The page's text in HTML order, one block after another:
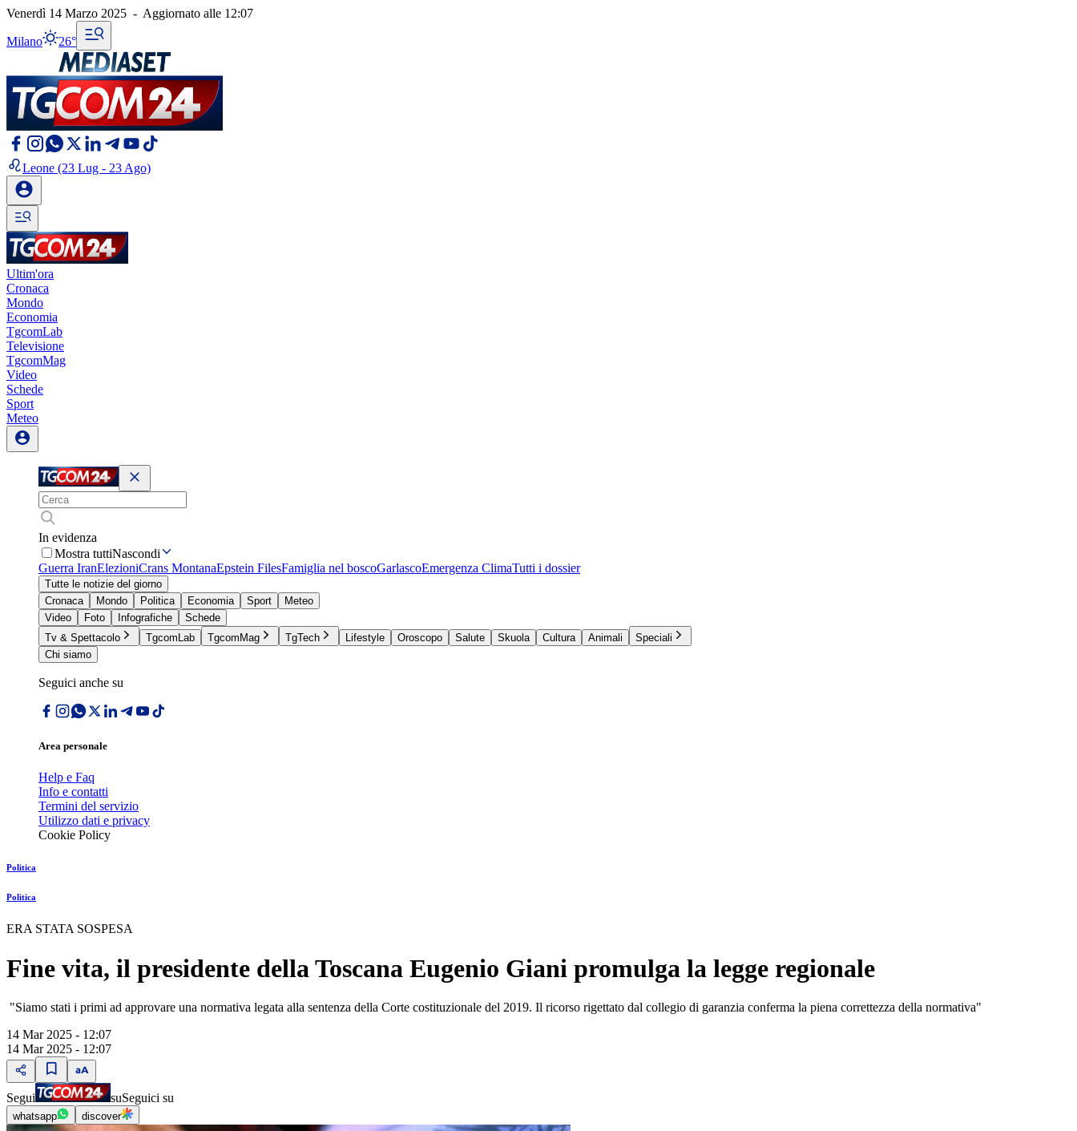
Venerdì 14 Marzo 2025 - Aggiornato alle 12:07
Milano 26°
Leone (23 Lug - 23 Ago)
Ultim'ora
Cronaca
Mondo
Economia
TgcomLab
Televisione
TgcomMag
Video
Schede
Sport
Meteo
In evidenza
Mostra tuttiNascondi
Guerra IranElezioniCrans MontanaEpstein FilesFamiglia nel boscoGarlascoEmergenza ClimaTutti i dossier
Tutte le notizie del giorno
Cronaca
Mondo Politica Economia Sport
Meteo
Video
Foto Infografiche
Schede
Tv & Spettacolo
TgcomLab TgcomMag TgTech Lifestyle Oroscopo Salute Skuola Cultura Animali
Speciali
Chi siamo
Seguici anche su
Area personale
Help e Faq
Info e contatti
Termini del servizio
Utilizzo dati e privacy
Cookie Policy
Politica
Politica
ERA STATA SOSPESA
Fine vita, il presidente della Toscana Eugenio Giani promulga la legge regionale
"Siamo stati i primi ad approvare una normativa legata alla sentenza della Corte costituzionale del 2019. Il ricorso rigettato dal collegio di garanzia conferma la piena correttezza della normativa"
14 Mar 2025 - 12:07
14 Mar 2025 - 12:07
Segui suSeguici su
whatsapp discover